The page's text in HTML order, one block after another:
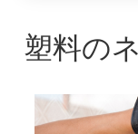
塑料の